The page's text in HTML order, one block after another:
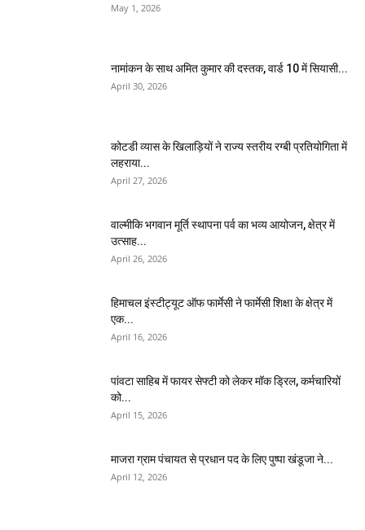
May 1, 2026
नामांकन के साथ अमित कुमार की दस्तक, वार्ड 10 में सियासी...
April 30, 2026
कोटडी व्यास के खिलाड़ियों ने राज्य स्तरीय रग्बी प्रतियोगिता में
लहराया...
April 27, 2026
वाल्मीकि भगवान मूर्ति स्थापना पर्व का भव्य आयोजन, क्षेत्र में
उत्साह...
April 26, 2026
हिमाचल इंस्टीट्यूट ऑफ फार्मेसी ने फार्मेसी शिक्षा के क्षेत्र में
एक...
April 16, 2026
पांवटा साहिब में फायर सेफ्टी को लेकर मॉक ड्रिल, कर्मचारियों
को...
April 15, 2026
माजरा ग्राम पंचायत से प्रधान पद के लिए पुष्पा खंडूजा ने...
April 12, 2026